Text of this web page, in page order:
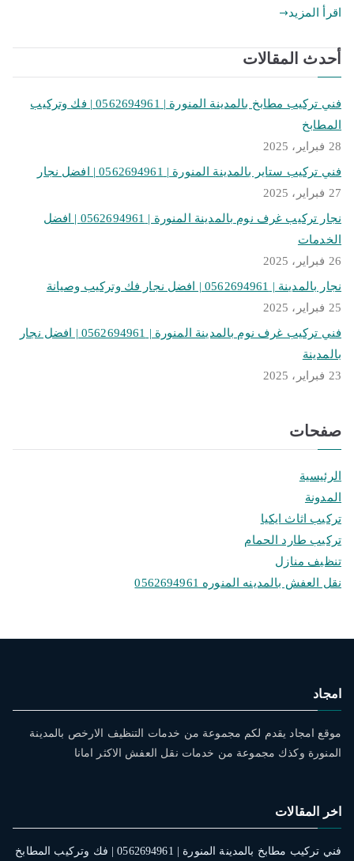
اقرأ المزيد
أحدث المقالات
فني تركيب مطابخ بالمدينة المنورة | 0562694961 | فك وتركيب
المطابخ
28 فبراير، 2025
فني تركيب ستاير بالمدينة المنورة | 0562694961 | افضل نجار
27 فبراير، 2025
نجار تركيب غرف نوم بالمدينة المنورة | 0562694961 | افضل
الخدمات
26 فبراير، 2025
نجار بالمدينة | 0562694961 | افضل نجار فك وتركيب وصيانة
25 فبراير، 2025
فني تركيب غرف نوم بالمدينة المنورة | 0562694961 | افضل نجار
بالمدينة
23 فبراير، 2025
صفحات
الرئيسية
المدونة
تركيب اثاث ايكيا
تركيب طارد الحمام
تنظيف منازل
نقل العفش بالمدينه المنوره 0562694961
امجاد
موقع امجاد يقدم لكم مجموعة من خدمات التنظيف الارخص بالمدينة
المنورة وكذك مجموعة من خدمات نقل العفش الاكثر امانا
اخر المقالات
فني تركيب مطابخ بالمدينة المنورة | 0562694961 | فك وتركيب المطابخ